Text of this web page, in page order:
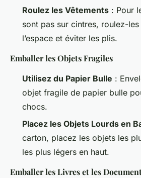
Roulez les Vêtements : Pour
sont pas sur cintres, roulez-
l’espace et éviter les plis.
Emballer les Objets Fragiles
Utilisez du Papier Bulle :
objet fragile de papier bulle
chocs.
Placez les Objets Lourds en
carton, placez les objets les
les plus légers en haut.
Emballer les Livres et les